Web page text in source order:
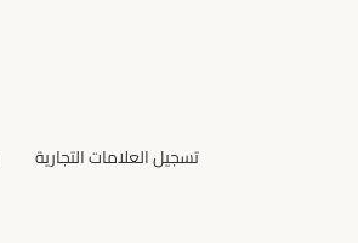
تسجيل العلامات التجارية